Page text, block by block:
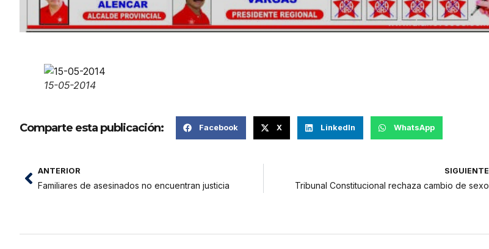
15-05-2014
Comparte esta publicación: Facebook X LinkedIn WhatsApp
ANTERIOR
Familiares de asesinados no encuentran justicia
SIGUIENTE
Tribunal Constitucional rechaza cambio de sexo